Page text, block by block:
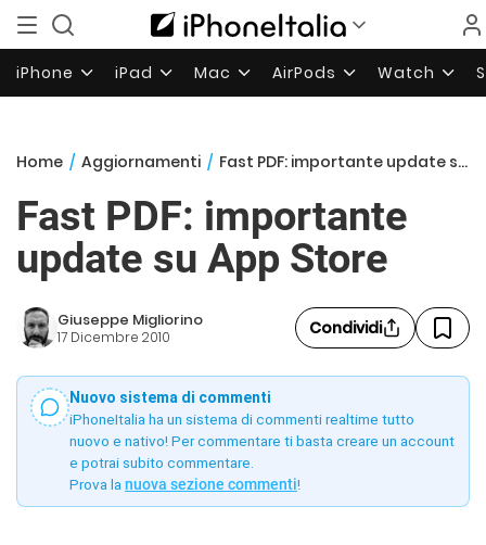
iPhone iPad Mac AirPods Watch
Home / Aggiornamenti / Fast PDF: importante update su App Store
Fast PDF: importante
update su App Store
Giuseppe Migliorino
17 Dicembre 2010 Condividi
Nuovo sistema di commenti
iPhoneItalia ha un sistema di commenti realtime tutto
nuovo e nativo! Per commentare ti basta creare un account
e potrai subito commentare.
Prova la nuova sezione commenti!